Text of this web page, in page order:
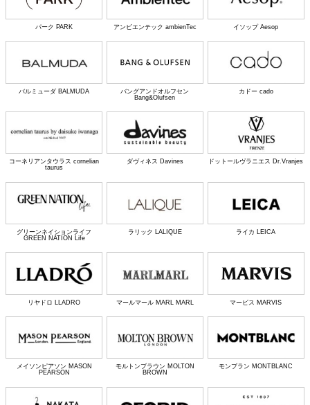
パーク PARK アンビエンテック ambienTec イソップ Aesop
バルミューダ BALMUDA
バングアンドオルフセン
Bang&Olufsen
カドー cado
コーネリアンタウラス cornelian
taurus
ダヴィネス Davines ドットールヴラニエス Dr.Vranjes
グリーンネイションライフ
GREEN NATION Life
ラリック LALIQUE ライカ LEICA
リヤドロ LLADRO マールマール MARL MARL マービス MARVIS
メイソンピアソン MASON
PEARSON
モルトンブラウン MOLTON
BROWN
モンブラン MONTBLANC